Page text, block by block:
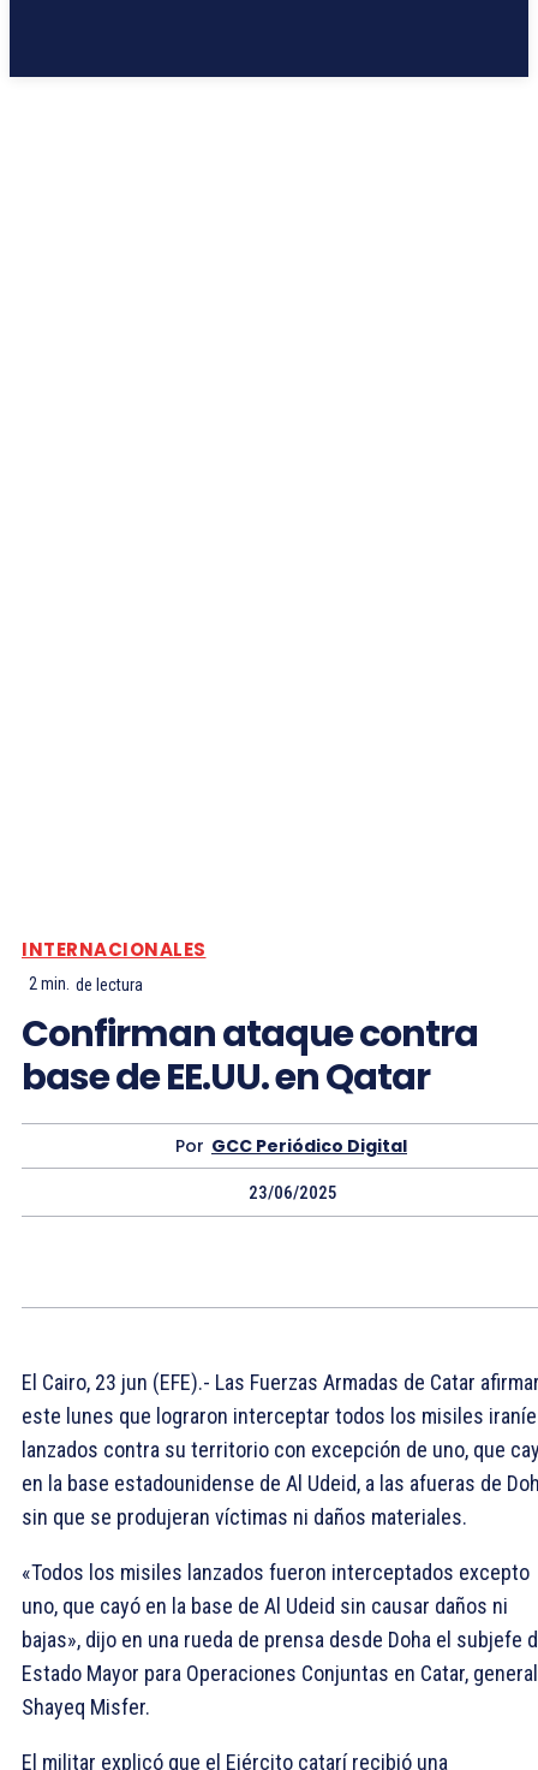
INTERNACIONALES
2min. de lectura
Confirman ataque contra
base de EE.UU. en Qatar
Por GCC Periódico Digital
23/06/2025
El Cairo, 23 jun (EFE).- Las Fuerzas Armadas de Catar
este lunes que lograron interceptar todos los misiles
lanzados contra su territorio con excepción de uno, que
en la base estadounidense de Al Udeid, a las afueras de
sin que se produjeran víctimas ni daños materiales.
«Todos los misiles lanzados fueron interceptados excepto
uno, que cayó en la base de Al Udeid sin causar daños ni
bajas», dijo en una rueda de prensa desde Doha el subjefe
Estado Mayor para Operaciones Conjuntas en Catar, general
Shayeq Misfer.
El militar explicó que el Ejército catarí recibió una